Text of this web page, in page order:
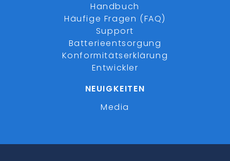
Handbuch
Häufige Fragen (FAQ)
Support
Batterieentsorgung
Konformitätserklärung
Entwickler
NEUIGKEITEN
Media